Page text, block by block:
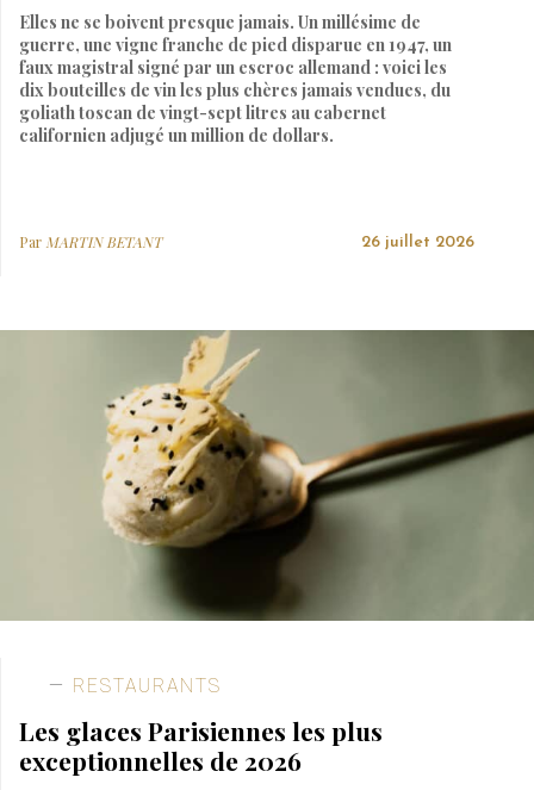
Elles ne se boivent presque jamais. Un millésime de
guerre, une vigne franche de pied disparue en 1947, un
faux magistral signé par un escroc allemand : voici les
dix bouteilles de vin les plus chères jamais vendues, du
goliath toscan de vingt-sept litres au cabernet
californien adjugé un million de dollars.
Par MARTIN BETANT 26 juillet 2026
RESTAURANTS
Les glaces Parisiennes les plus
exceptionnelles de 2026